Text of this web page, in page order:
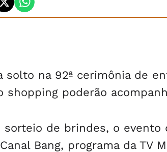
na 92ª cerimônia de
poderão
de brindes, o evento
Bang, programa da TV